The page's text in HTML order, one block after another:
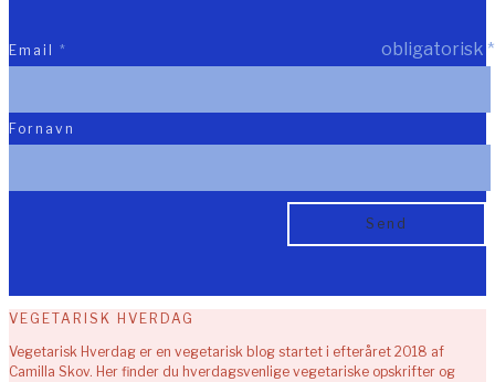
*
obligatorisk
Email *
Fornavn
VEGETARISK HVERDAG
Vegetarisk Hverdag er en vegetarisk blog startet i efteråret 2018 af
Camilla Skov. Her finder du hverdagsvenlige vegetariske opskrifter og